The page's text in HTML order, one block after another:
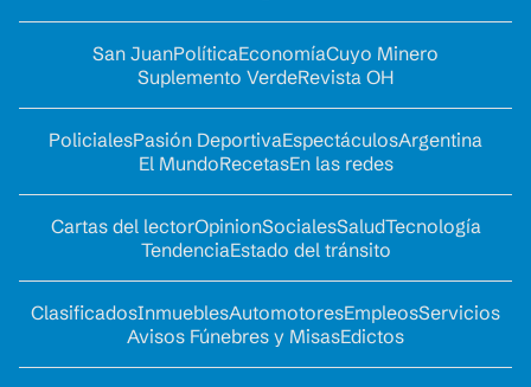
San JuanPolíticaEconomíaCuyo Minero
Suplemento VerdeRevista OH
PolicialesPasión DeportivaEspectáculosArgentina
El MundoRecetasEn las redes
Cartas del lectorOpinionSocialesSaludTecnología
TendenciaEstado del tránsito
ClasificadosInmueblesAutomotoresEmpleosServicios
Avisos Fúnebres y MisasEdictos